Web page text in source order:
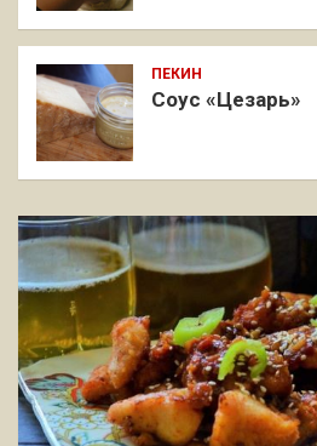
ПЕКИН
Соус «Цезарь»